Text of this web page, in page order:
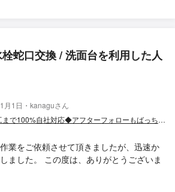
蛇口交換 / 洗面台を利用した人
月1日・kanaguさん
◆年中無休◆予約から施工まで100%自社対応◆アフターフォローもばっちり！
業をご依頼させて頂きましたが、迅速か
ました。 この度は、ありがとうございま